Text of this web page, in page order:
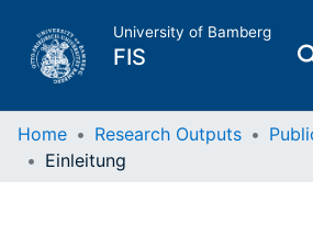
University of Bamberg
FIS
Home
Home Research Outputs
Einleitung